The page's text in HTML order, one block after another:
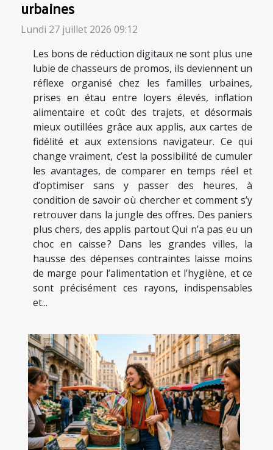
urbaines
Lundi 27 juillet 2026 09:12
Les bons de réduction digitaux ne sont plus une
lubie de chasseurs de promos, ils deviennent un
réflexe organisé chez les familles urbaines,
prises en étau entre loyers élevés, inflation
alimentaire et coût des trajets, et désormais
mieux outillées grâce aux applis, aux cartes de
fidélité et aux extensions navigateur. Ce qui
change vraiment, c’est la possibilité de cumuler
les avantages, de comparer en temps réel et
d’optimiser sans y passer des heures, à
condition de savoir où chercher et comment s’y
retrouver dans la jungle des offres. Des paniers
plus chers, des applis partout Qui n’a pas eu un
choc en caisse ? Dans les grandes villes, la
hausse des dépenses contraintes laisse moins
de marge pour l’alimentation et l’hygiène, et ce
sont précisément ces rayons, indispensables
et...